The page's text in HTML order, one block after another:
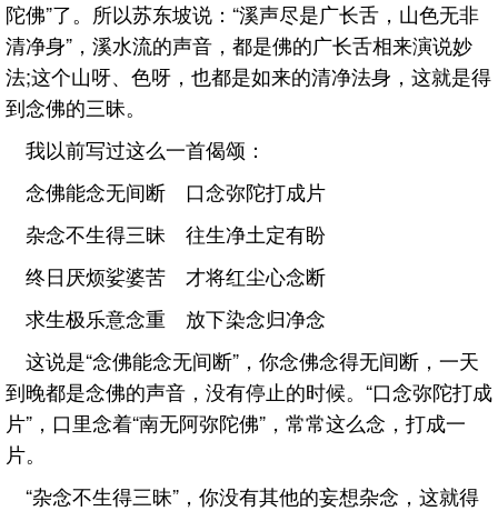
陀佛”了。所以苏东坡说：“溪声尽是广长舌，山色无非
清净身”，溪水流的声音，都是佛的广长舌相来演说妙
法;这个山呀、色呀，也都是如来的清净法身，这就是得
到念佛的三昧。
我以前写过这么一首偈颂：
念佛能念无间断 口念弥陀打成片
杂念不生得三昧 往生净土定有盼
终日厌烦娑婆苦 才将红尘心念断
求生极乐意念重 放下染念归净念
这说是“念佛能念无间断”，你念佛念得无间断，一天
到晚都是念佛的声音，没有停止的时候。“口念弥陀打成
片”，口里念着“南无阿弥陀佛”，常常这么念，打成一
片。
“杂念不生得三昧”，你没有其他的妄想杂念，这就得